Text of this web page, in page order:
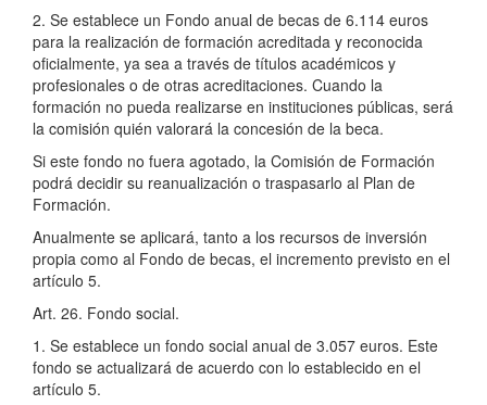
2. Se establece un Fondo anual de becas de 6.114 euros
para la realización de formación acreditada y reconocida
oficialmente, ya sea a través de títulos académicos y
profesionales o de otras acreditaciones. Cuando la
formación no pueda realizarse en instituciones públicas, será
la comisión quién valorará la concesión de la beca.
Si este fondo no fuera agotado, la Comisión de Formación
podrá decidir su reanualización o traspasarlo al Plan de
Formación.
Anualmente se aplicará, tanto a los recursos de inversión
propia como al Fondo de becas, el incremento previsto en el
artículo 5.
Art. 26. Fondo social.
1. Se establece un fondo social anual de 3.057 euros. Este
fondo se actualizará de acuerdo con lo establecido en el
artículo 5.